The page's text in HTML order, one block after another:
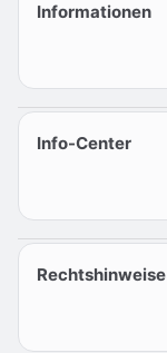
Informationen
Info-Center
Rechtshinweise